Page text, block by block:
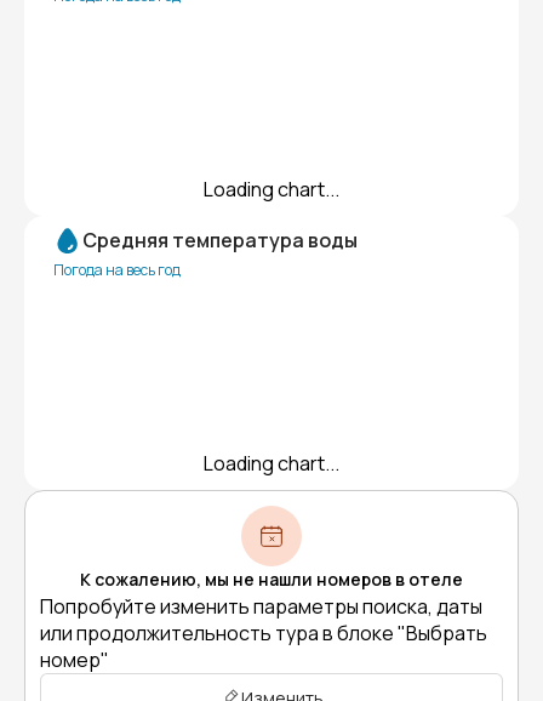
Loading chart...
Средняя температура воды
Погода на весь год
Loading chart...
К сожалению, мы не нашли номеров в отеле
Попробуйте изменить параметры поиска, даты
или продолжительность тура в блоке "Выбрать
номер"